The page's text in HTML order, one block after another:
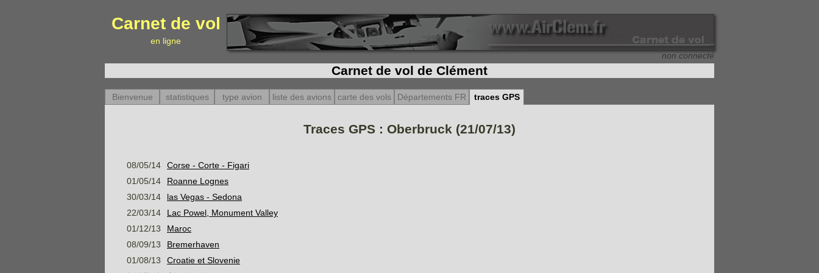
Carnet de vol
en ligne
non connecté
Carnet de vol de Clément
Bienvenue statistiques type avion liste des avions carte des vols Départements FR traces GPS
Traces GPS : Oberbruck (21/07/13)
08/05/14
Corse - Corte - Figari
01/05/14
Roanne Lognes
30/03/14
las Vegas - Sedona
22/03/14
Lac Powel, Monument Valley
01/12/13
Maroc
08/09/13
Bremerhaven
01/08/13
Croatie et Slovenie